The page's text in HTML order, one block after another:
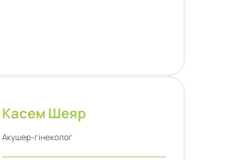
Касем Шеяр
Акушер-гінеколог